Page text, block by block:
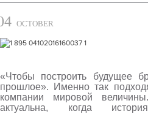
OCTOBER
«Чтобы построить будущее
прошлое». Именно так
компании мировой
актуальна, когда